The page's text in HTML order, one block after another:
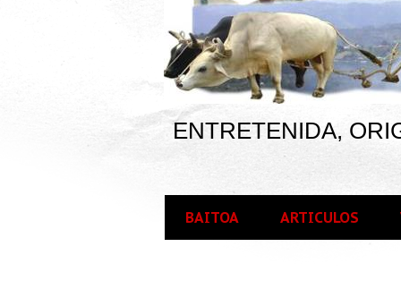
ENTRETENIDA,
BAITOA ARTICULOS